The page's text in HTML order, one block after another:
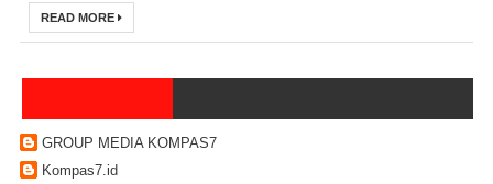
READ MORE
GROUP MEDIA KOMPAS7
Kompas7.id